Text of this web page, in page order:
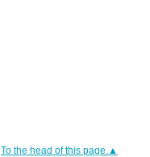
To the head of this page.▲